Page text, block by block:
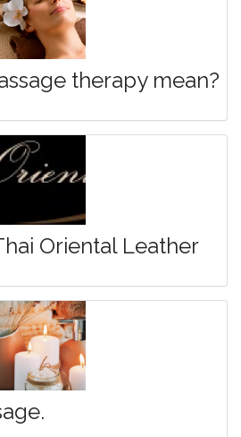
therapy mean?
Oriental Leather